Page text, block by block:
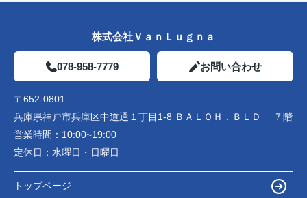
株式会社ＶａｎＬｕｇｎａ
078-958-7779 お問い合わせ
〒652-0801
兵庫県神戸市兵庫区中道通１丁目1-8 ＢＡＬＯＨ．ＢＬＤ ７階
営業時間： 10:00~19:00
定休日： 水曜日・日曜日
トップページ